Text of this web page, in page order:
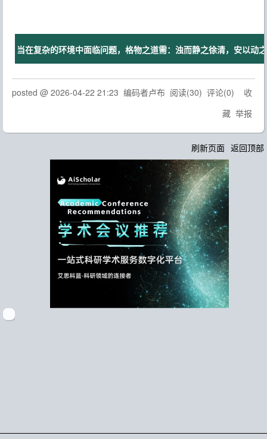
当在复杂的环境中面临问题，格物之道需：浊而静之徐清，安以动
posted @ 2026-04-22 21:23 编码者卢布 阅读(30) 评论(0) 收
藏 举报
刷新页面 返回顶部